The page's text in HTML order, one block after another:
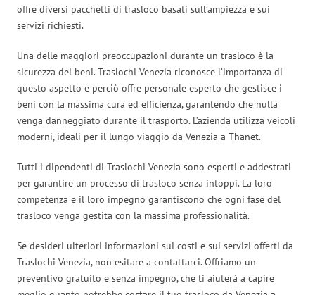
offre diversi pacchetti di trasloco basati sull’ampiezza e sui
servizi richiesti.
Una delle maggiori preoccupazioni durante un trasloco è la
sicurezza dei beni. Traslochi Venezia riconosce l’importanza di
questo aspetto e perciò offre personale esperto che gestisce i
beni con la massima cura ed efficienza, garantendo che nulla
venga danneggiato durante il trasporto. L’azienda utilizza veicoli
moderni, ideali per il lungo viaggio da Venezia a Thanet.
Tutti i dipendenti di Traslochi Venezia sono esperti e addestrati
per garantire un processo di trasloco senza intoppi. La loro
competenza e il loro impegno garantiscono che ogni fase del
trasloco venga gestita con la massima professionalità.
Se desideri ulteriori informazioni sui costi e sui servizi offerti da
Traslochi Venezia, non esitare a contattarci. Offriamo un
preventivo gratuito e senza impegno, che ti aiuterà a capire